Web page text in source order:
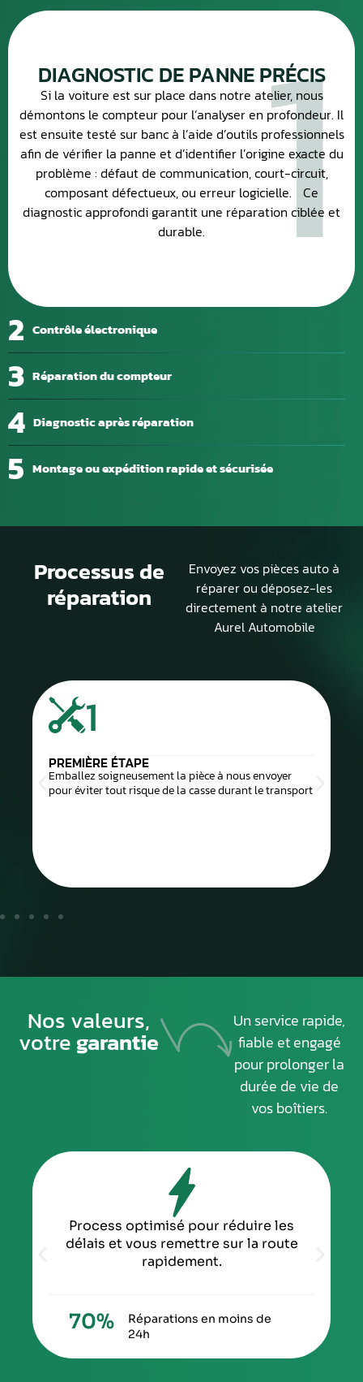
2 Contrôle électronique
3 Réparation du compteur
4 Diagnostic après réparation
5 Montage ou expédition rapide et sécurisée
1
DIAGNOSTIC DE PANNE PRÉCIS
Si la voiture est sur place dans notre atelier, nous
démontons le compteur pour l’analyser en profondeur. Il
est ensuite testé sur banc à l’aide d’outils professionnels
afin de vérifier la panne et d’identifier l’origine exacte du
problème : défaut de communication, court-circuit,
composant défectueux, ou erreur logicielle. Ce
diagnostic approfondi garantit une réparation ciblée et
durable.
Processus de
réparation
Envoyez vos pièces auto à
réparer ou déposez-les
directement à notre atelier
Aurel Automobile
1
PREMIÈRE ÉTAPE
Emballez soigneusement la pièce à nous envoyer
pour éviter tout risque de la casse durant le transport
Nos valeurs,
votregarantie
Un service rapide,
fiable et engagé
pour prolonger la
durée de vie de
vos boîtiers.
Process optimisé pour réduire les
délais et vous remettre sur la route
rapidement.
Réparations en moins de
24h
70%